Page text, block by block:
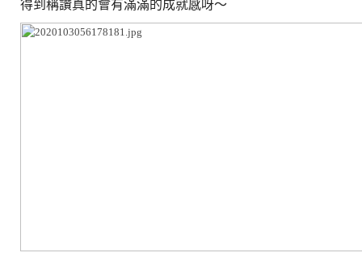
得到稱讚真的會有滿滿的成就感呀～